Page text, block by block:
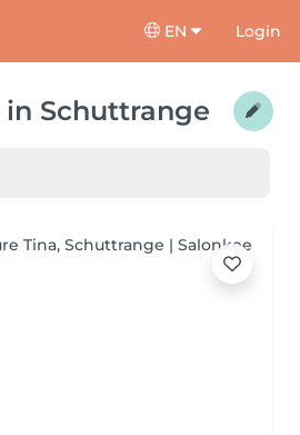
EN Login
in Schuttrange